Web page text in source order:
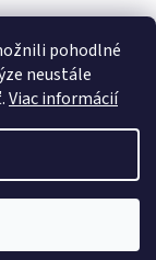
pohodlné
neustále
Viac informácií
Upraviť